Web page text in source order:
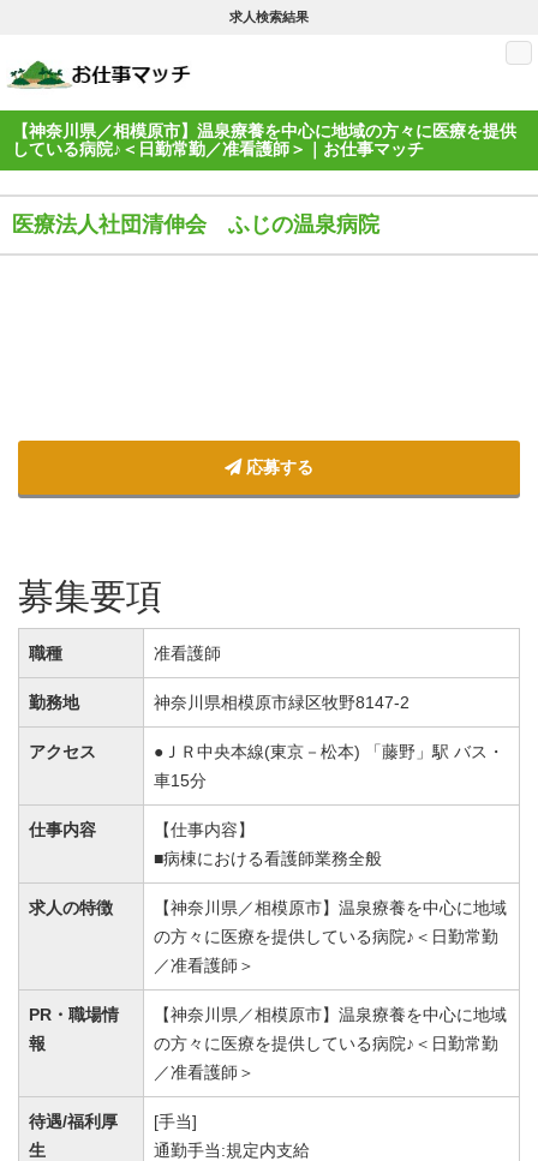
求人検索結果
【神奈川県／相模原市】温泉療養を中心に地域の方々に医療を提供
している病院♪＜日勤常勤／准看護師＞｜お仕事マッチ
医療法人社団清伸会 ふじの温泉病院
応募する
募集要項
職種 准看護師
勤務地 神奈川県相模原市緑区牧野8147-2
アクセス
●ＪＲ中央本線(東京－松本) 「藤野」駅 バス・
車15分
仕事内容
【仕事内容】
■病棟における看護師業務全般
求人の特徴
【神奈川県／相模原市】温泉療養を中心に地域
の方々に医療を提供している病院♪＜日勤常勤
／准看護師＞
PR・職場情
報
【神奈川県／相模原市】温泉療養を中心に地域
の方々に医療を提供している病院♪＜日勤常勤
／准看護師＞
待遇/福利厚
生
[手当]
通勤手当:規定内支給